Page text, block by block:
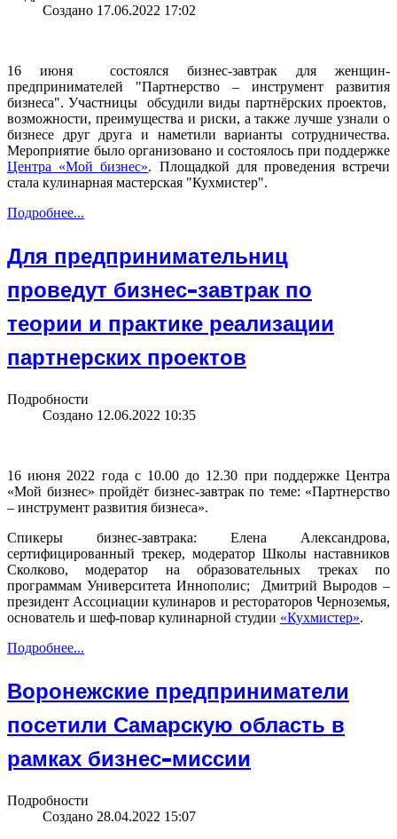
Создано 17.06.2022 17:02
16 июня состоялся бизнес-завтрак для женщин-
предпринимателей "Партнерство – инструмент развития
бизнеса". Участницы обсудили виды партнёрских проектов,
возможности, преимущества и риски, а также лучше узнали о
бизнесе друг друга и наметили варианты сотрудничества.
Мероприятие было организовано и состоялось при поддержке
Центра «Мой бизнес». Площадкой для проведения встречи
стала кулинарная мастерская "Кухмистер".
Подробнее...
Для предпринимательниц
проведут бизнес-завтрак по
теории и практике реализации
партнерских проектов
Подробности
Создано 12.06.2022 10:35
16 июня 2022 года с 10.00 до 12.30 при поддержке Центра
«Мой бизнес» пройдёт бизнес-завтрак по теме: «Партнерство
– инструмент развития бизнеса».
Спикеры бизнес-завтрака: Елена Александрова,
сертифицированный трекер, модератор Школы наставников
Сколково, модератор на образовательных треках по
программам Университета Иннополис; Дмитрий Выродов –
президент Ассоциации кулинаров и рестораторов Черноземья,
основатель и шеф-повар кулинарной студии «Кухмистер».
Подробнее...
Воронежские предприниматели
посетили Самарскую область в
рамках бизнес-миссии
Подробности
Создано 28.04.2022 15:07